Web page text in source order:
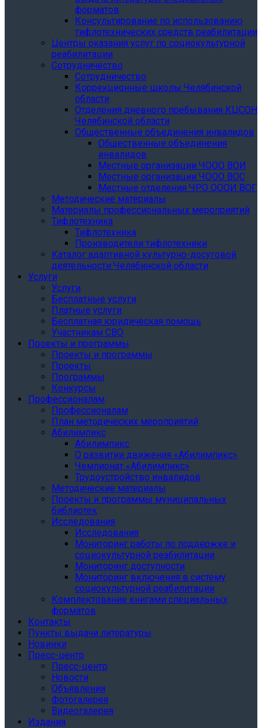
форматов
Консультирование по использованию
тифлотехнических средств реабилитации
Центры оказания услуг по социокультурной
реабилитации
Сотрудничество
Сотрудничество
Коррекционные школы Челябинской
области
Отделения дневного пребывания КЦСОН
Челябинской области
Общественные объединения инвалидов
Общественные объединения
инвалидов
Местные организации ЧООО ВОИ
Местные организации ЧООО ВОС
Местные отделения ЧРО ОООИ ВОГ
Методические материалы
Материалы профессиональных мероприятий
Тифлотехника
Тифлотехника
Производители тифлотехники
Каталог адаптивной культурно-досуговой
деятельности Челябинской области
Услуги
Услуги
Бесплатные услуги
Платные услуги
Бесплатная юридическая помощь
Участникам СВО
Проекты и программы
Проекты и программы
Проекты
Программы
Конкурсы
Профессионалам
Профессионалам
План методических мероприятий
Абилимпикс
Абилимпикс
О развитии движения «Абилимпикс»
Чемпионат «Абилимпикс»
Трудоустройство инвалидов
Методические материалы
Проекты и программы муниципальных
библиотек
Исследования
Исследования
Мониторинг работы по поддержке и
социокультурной реабилитации
Мониторинг доступности
Мониторинг включения в систему
социокультурной реабилитации
Комплектование книгами специальных
форматов
Контакты
Пункты выдачи литературы
Новинки
Пресс-центр
Пресс-центр
Новости
Объявления
Фотогалерея
Видеогалерея
Издания